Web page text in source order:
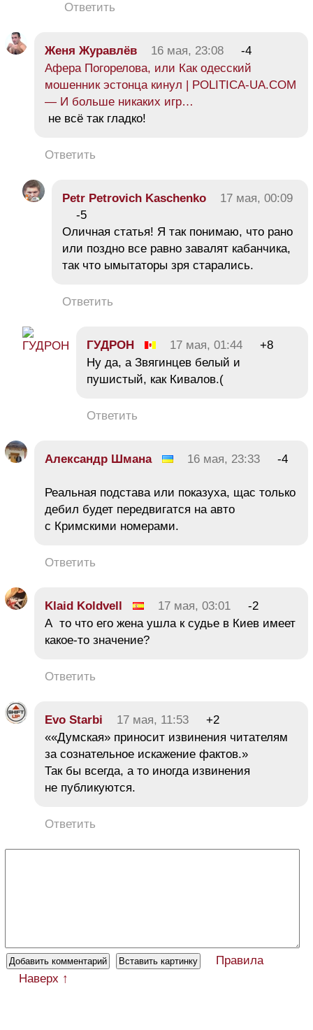
Ответить
Женя Журавлёв 16 мая, 23:08
-4
Афера Погорелова, или Как одесский
мошенник эстонца кинул | POLITICA-UA.COM
— И больше никаких игр…
не всё так гладко!
Ответить
Petr Petrovich Kaschenko
17 мая, 00:09
-5
Оличная статья! Я так понимаю, что рано
или поздно все равно завалят кабанчика,
так что ымытаторы зря старались.
Ответить
ГУДРОН 17 мая, 01:44
+8
Ну да, а Звягинцев белый и
пушистый, как Кивалов.(
Ответить
Александр Шмана 16 мая, 23:33 -4
Реальная подстава или показуха, щас только
дебил будет передвигатся на авто
с Кримскими номерами.
Ответить
Klaid Koldvell 17 мая, 03:01
-2
А то что его жена ушла к судье в Киев имеет
какое-то значение?
Ответить
Evo Starbi 17 мая, 11:53
+2
««Думская» приносит извинения читателям
за сознательное искажение фактов.»
Так бы всегда, а то иногда извинения
не публикуются.
Ответить
Правила
Наверх ↑